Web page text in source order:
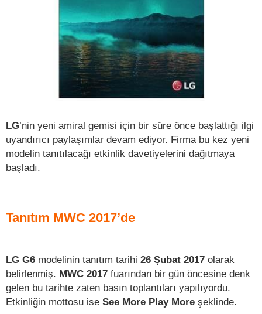
LG’nin yeni amiral gemisi için bir süre önce başlattığı ilgi
uyandırıcı paylaşımlar devam ediyor. Firma bu kez yeni
modelin tanıtılacağı etkinlik davetiyelerini dağıtmaya
başladı.
Tanıtım MWC 2017’de
LG G6 modelinin tanıtım tarihi 26 Şubat 2017 olarak
belirlenmiş. MWC 2017 fuarından bir gün öncesine denk
gelen bu tarihte zaten basın toplantıları yapılıyordu.
Etkinliğin mottosu ise See More Play More şeklinde.